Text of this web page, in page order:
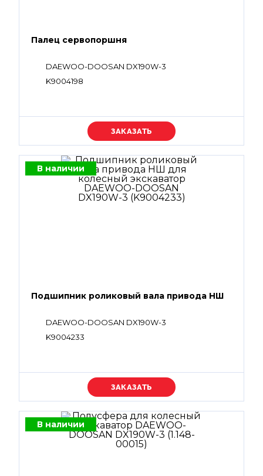
Палец сервопоршня
DAEWOO-DOOSAN DX190W-3
K9004198
Уточняйте цену
В наличии
Подшипник роликовый вала привода НШ
DAEWOO-DOOSAN DX190W-3
K9004233
Уточняйте цену
В наличии